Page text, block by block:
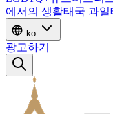
에서의 생활태국 과일
ko
광고하기